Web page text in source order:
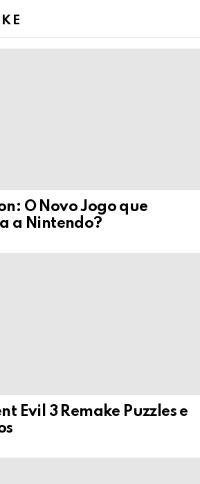
O Novo Jogo que
a Nintendo?
Evil 3 Remake Puzzles e